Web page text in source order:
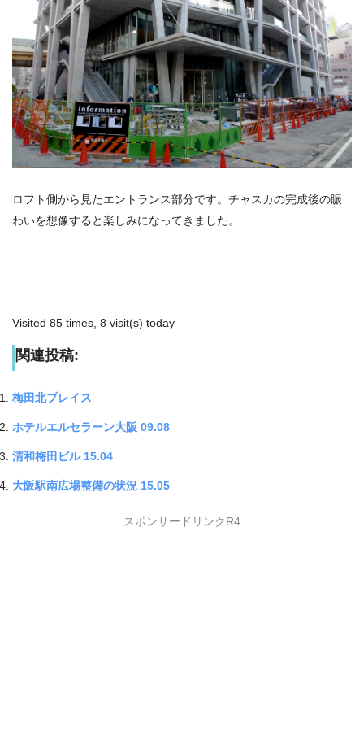
ロフト側から見たエントランス部分です。チャスカの完成後の賑
わいを想像すると楽しみになってきました。
Visited 85 times, 8 visit(s) today
関連投稿:
梅田北プレイス
ホテルエルセラーン大阪 09.08
清和梅田ビル 15.04
大阪駅南広場整備の状況 15.05
スポンサードリンクR4